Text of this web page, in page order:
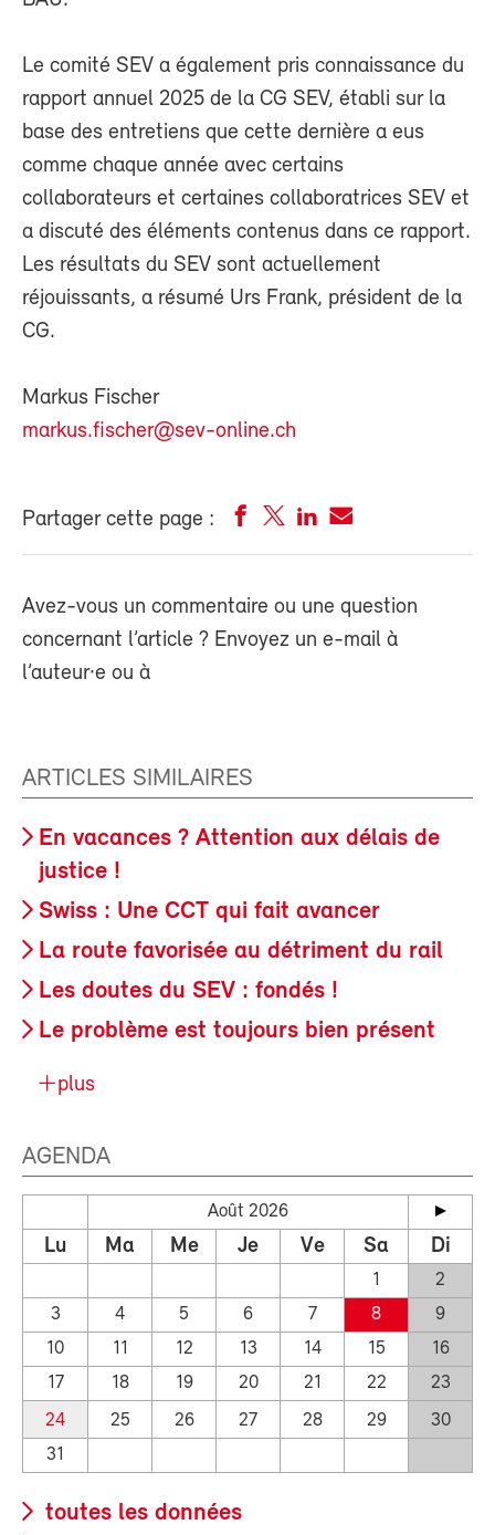
Le comité SEV a également pris connaissance du
rapport annuel 2025 de la CG SEV, établi sur la
base des entretiens que cette dernière a eus
comme chaque année avec certains
collaborateurs et certaines collaboratrices SEV et
a discuté des éléments contenus dans ce rapport.
Les résultats du SEV sont actuellement
réjouissants, a résumé Urs Frank, président de la
CG.
Markus Fischer
markus.fischer@sev-online.ch
Partager cette page :
Avez-vous un commentaire ou une question
concernant l’article ? Envoyez un e-mail à
l’auteur·e ou à
ARTICLES SIMILAIRES
En vacances ? Attention aux délais de
justice !
Swiss : Une CCT qui fait avancer
La route favorisée au détriment du rail
Les doutes du SEV : fondés !
Le problème est toujours bien présent
plus
AGENDA
Août 2026
Lu Ma Me Je Ve Sa Di
1
2
3
4 5 6 7 8
9
10
11 12 13 14 15
16
17
18 19 20 21 22
23
24
25 26 27 28 29
30
31
toutes les données